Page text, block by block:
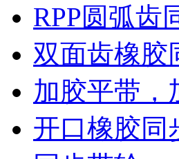
RPP圆弧齿
双面齿橡胶
加胶平带，
开口橡胶同